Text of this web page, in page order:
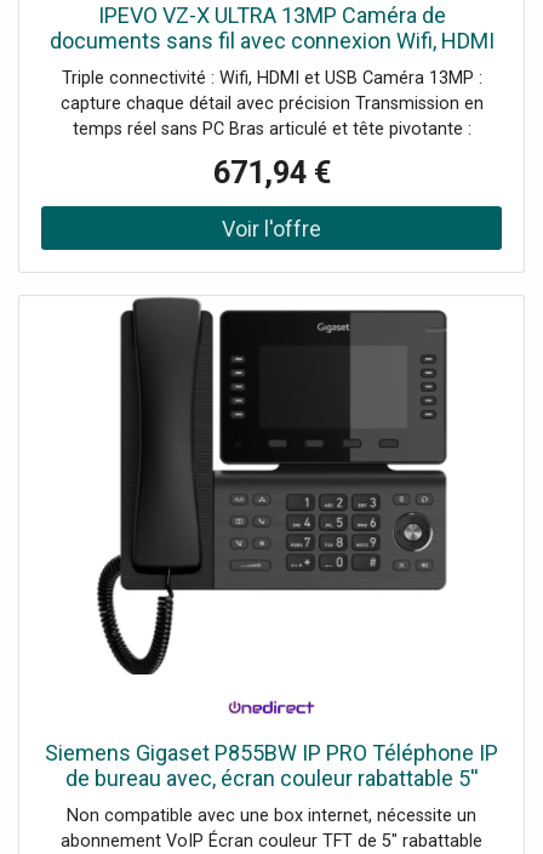
IPEVO VZ-X ULTRA 13MP Caméra de
documents sans fil avec connexion Wifi, HDMI
et USB pour capturer en temps réel depuis tous
vos appareils.
Triple connectivité : Wifi, HDMI et USB Caméra 13MP :
capture chaque détail avec précision Transmission en
temps réel sans PC Bras articulé et tête pivotante :
EyeStage et Whiteboard Autonomie : jusqu'à 9 heures
Base stable avec indicateurs d'état LED Touches
physiques : zoom, rotation, exposition et filtres Micro
omnidirectionnel pour la vidéoconférence (USB)
671,94 €
Siemens Gigaset P855BW IP PRO Téléphone IP
de bureau avec, écran couleur rabattable 5''
WiFi, Bluetooth, audio HD, 10 touches de
fonction et double port USB.
Non compatible avec une box internet, nécessite un
abonnement VoIP Écran couleur TFT de 5" rabattable